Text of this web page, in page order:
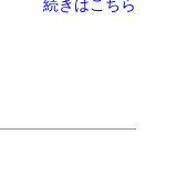
続きはこちら